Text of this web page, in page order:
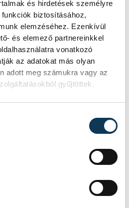
és hirdetések személyre
biztosításához,
elemzéséhez. Ezenkívül
és elemező partnereinkkel
vonatkozó
az adatokat más olyan
adott meg számukra vagy az
gyűjtöttek.